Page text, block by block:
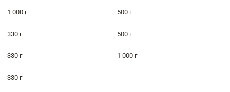
1 000 г 500 г
330 г 500 г
330 г 1 000 г
330 г